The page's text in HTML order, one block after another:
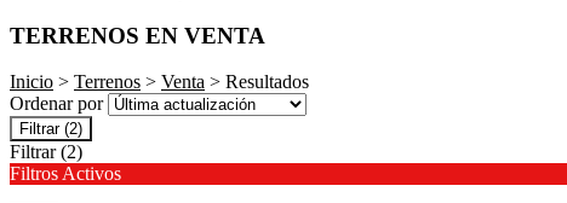
TERRENOS EN VENTA
Inicio > Terrenos > Venta > Resultados
Ordenar por
Filtrar (2)
Filtrar (2)
Filtros Activos